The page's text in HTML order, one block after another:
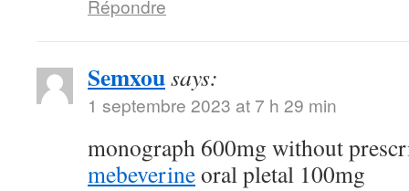
Répondre
Semxousays:
1 septembre 2023 at 7 h 29 min
monograph 600mg without
mebeverineoral pletal 100mg